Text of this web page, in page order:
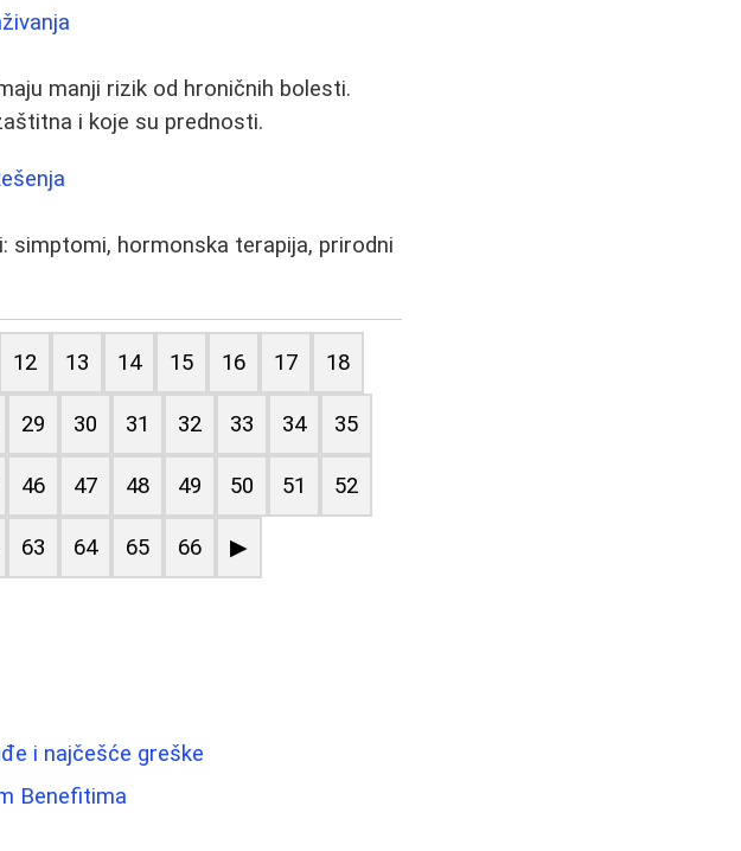
manji rizik od hroničnih bolesti.
i koje su prednosti.
simptomi, hormonska terapija, prirodni
12 13 14 15 16 17 18
29 30 31 32 33 34 35
46 47 48 49 50 51 52
63 64 65 66 ▶
i najčešće greške
Benefitima